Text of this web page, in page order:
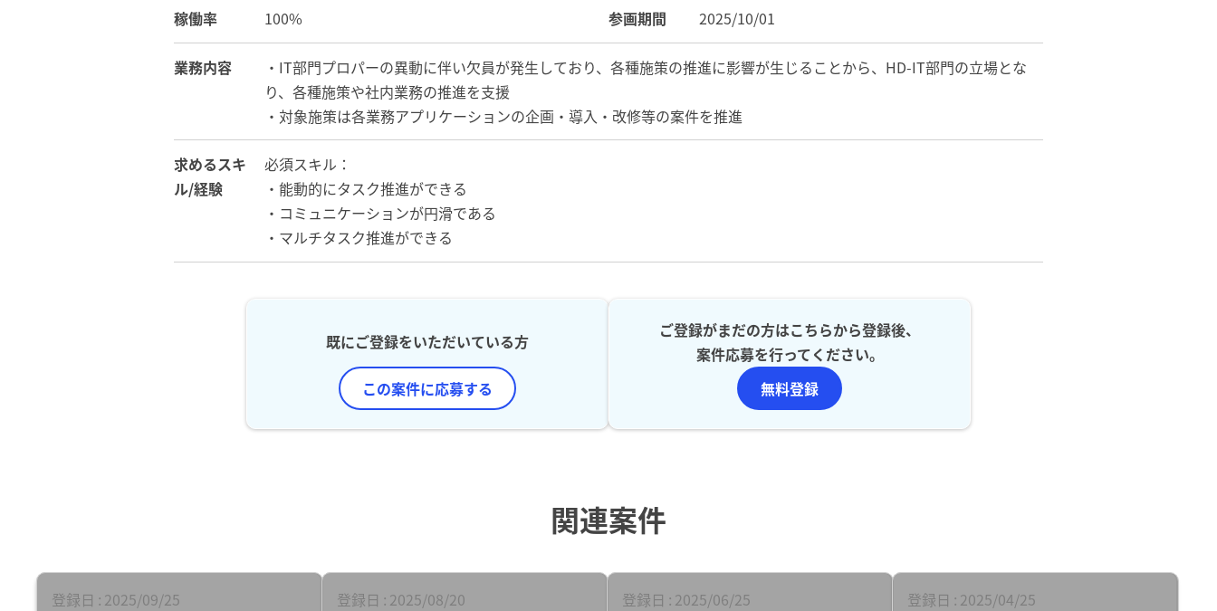
稼働率 100% 参画期間 2025/10/01
業務内容
・IT部門プロパーの異動に伴い欠員が発生しており、各種施策の推進に影響が生じることから、HD-IT部門の立場とな
り、各種施策や社内業務の推進を支援
・対象施策は各業務アプリケーションの企画・導入・改修等の案件を推進
求めるスキ
ル/経験
必須スキル：
・能動的にタスク推進ができる
・コミュニケーションが円滑である
・マルチタスク推進ができる
既にご登録をいただいている方
この案件に応募する
ご登録がまだの方はこちらから登録後、
案件応募を行ってください。
無料登録
関連案件
登録日 2025/09/25 登録日 2025/08/20 登録日 2025/06/25 登録日 2025/04/25